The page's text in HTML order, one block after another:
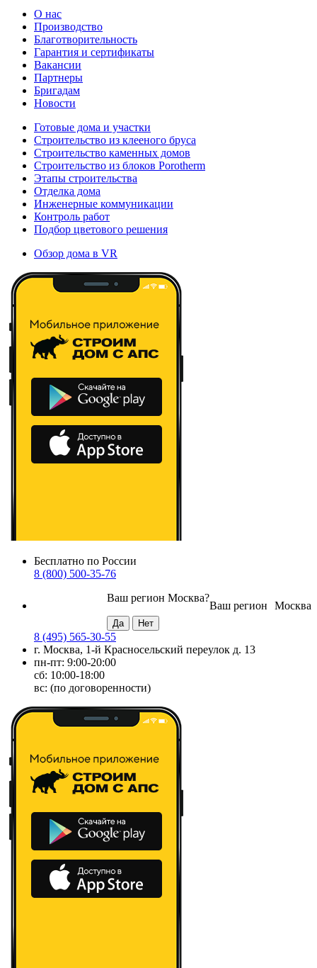
О нас
Производство
Благотворительность
Гарантия и сертификаты
Вакансии
Партнеры
Бригадам
Новости
Готовые дома и участки
Строительство из клееного бруса
Строительство каменных домов
Строительство из блоков Porotherm
Этапы строительства
Отделка дома
Инженерные коммуникации
Контроль работ
Подбор цветового решения
Обзор дома в VR
Бесплатно по России
8 (800) 500-35-76
Москва
Ваш регион
Ваш регион Москва?
8 (495) 565-30-55
г. Москва, 1-й Красносельский переулок д. 13
пн-пт: 9:00-20:00
сб: 10:00-18:00
вс: (по договоренности)